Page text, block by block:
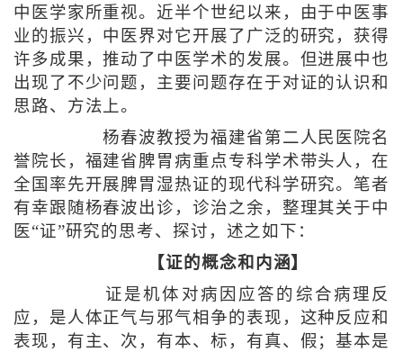
中医学家所重视。近半个世纪以来，由于中医事
业的振兴，中医界对它开展了广泛的研究，获得
许多成果，推动了中医学术的发展。但进展中也
出现了不少问题，主要问题存在于对证的认识和
思路、方法上。
杨春波教授为福建省第二人民医院名
誉院长，福建省脾胃病重点专科学术带头人，在
全国率先开展脾胃湿热证的现代科学研究。笔者
有幸跟随杨春波出诊，诊治之余，整理其关于中
医“证”研究的思考、探讨，述之如下：
【证的概念和内涵】
证是机体对病因应答的综合病理反
应，是人体正气与邪气相争的表现，这种反应和
表现，有主、次，有本、标，有真、假；基本是